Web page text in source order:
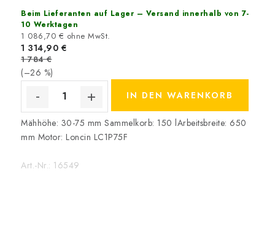
Beim Lieferanten auf Lager – Versand innerhalb von 7-
10 Werktagen
1 086,70 € ohne MwSt.
1 314,90 €
1 784 €
(–26 %)
IN DEN WARENKORB
Mähhöhe: 30-75 mm Sammelkorb: 150 lArbeitsbreite: 650
mm Motor: Loncin LC1P75F
Art.-Nr.: 16549